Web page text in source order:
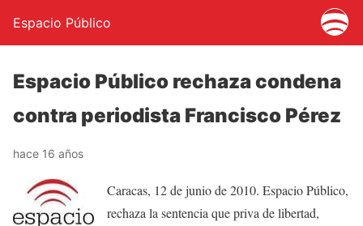
Espacio Público
Espacio Público rechaza condena
contra periodista Francisco Pérez
hace 16 años
Caracas, 12 de junio de 2010. Espacio Público,
rechaza la sentencia que priva de libertad,